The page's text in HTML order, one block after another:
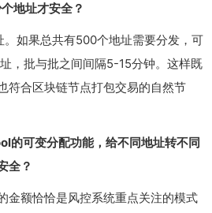
地址才安全？
如果总共有500个地址需要分发，可
，批与批之间间隔5-15分钟。这样既
符合区块链节点打包交易的自然节
的可变分配功能，给不同地址转不同
全？
金额恰恰是风控系统重点关注的模式